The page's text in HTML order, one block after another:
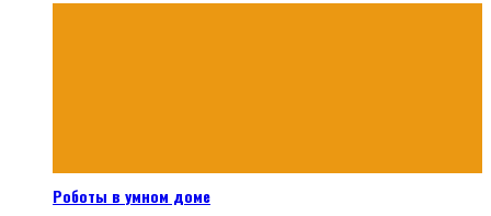
Роботы в умном доме